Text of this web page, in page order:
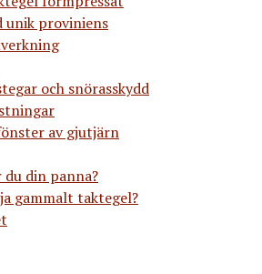
unik proviniens
och snörasskydd
av gjutjärn
din panna?
gammalt taktegel?